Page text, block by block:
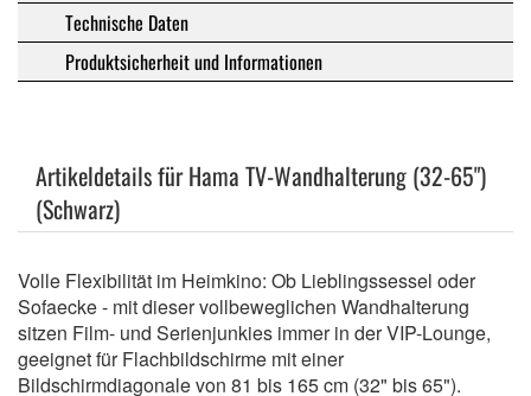
Technische Daten
Produktsicherheit und Informationen
Artikeldetails für Hama TV-Wandhalterung (32-65")
(Schwarz)
Volle Flexibilität im Heimkino: Ob Lieblingssessel oder
Sofaecke - mit dieser vollbeweglichen Wandhalterung
sitzen Film- und Serienjunkies immer in der VIP-Lounge,
geeignet für Flachbildschirme mit einer
Bildschirmdiagonale von 81 bis 165 cm (32" bis 65").